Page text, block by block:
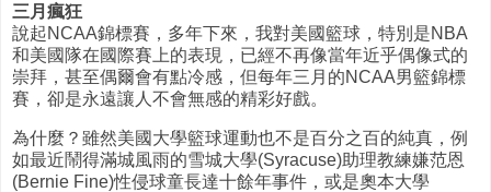
三月瘋狂
說起NCAA錦標賽，多年下來，我對美國籃球，特別是NBA
和美國隊在國際賽上的表現，已經不再像當年近乎偶像式的
崇拜，甚至偶爾會有點冷感，但每年三月的NCAA男籃錦標
賽，卻是永遠讓人不會無感的精彩好戲。
為什麼？雖然美國大學籃球運動也不是百分之百的純真，例
如最近鬧得滿城風雨的雪城大學(Syracuse)助理教練嫌范恩
(Bernie Fine)性侵球童長達十餘年事件，或是奧本大學